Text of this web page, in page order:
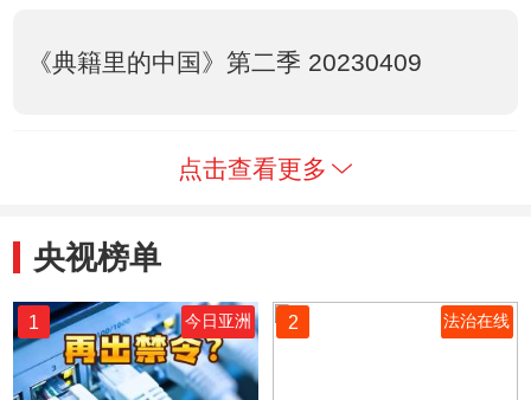
《典籍里的中国》第二季 20230409
点击查看更多
央视榜单
1 今日亚洲 2 法治在线